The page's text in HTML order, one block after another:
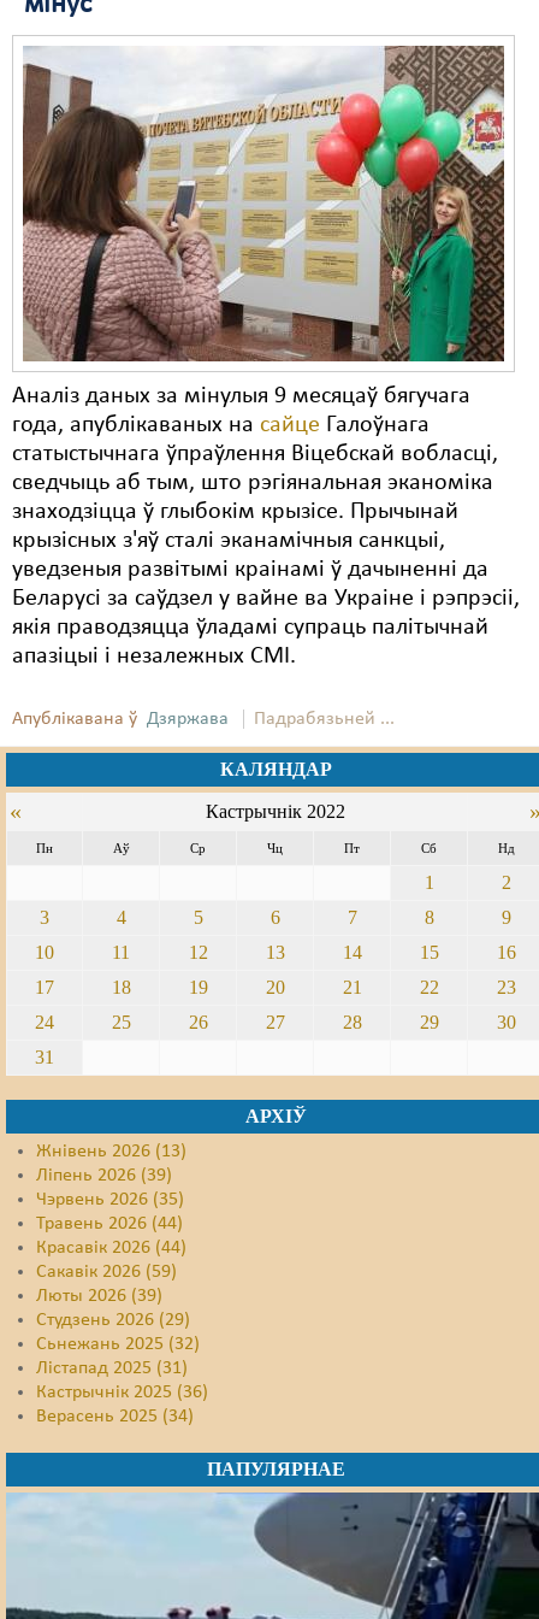
Аналіз даных за мінулыя 9 месяцаў бягучага
года, апублікаваных на сайце Галоўнага
статыстычнага ўпраўлення Віцебскай вобласці,
сведчыць аб тым, што рэгіянальная эканоміка
знаходзіцца ў глыбокім крызісе. Прычынай
крызісных з'яў сталі эканамічныя санкцыі,
уведзеныя развітымі краінамі ў дачыненні да
Беларусі за саўдзел у вайне ва Украіне і рэпрэсіі,
якія праводзяцца ўладамі супраць палітычнай
апазіцыі і незалежных СМІ.
Апублікавана ў Дзяржава Падрабязьней ...
КАЛЯНДАР
« Кастрычнік 2022
Пн Аў Ср Чц Пт Сб Нд
1
2
3
4 5 6 7 8
9
10
11 12 13 14 15
16
17
18 19 20 21 22
23
24
25 26 27 28 29
30
31
АРХІЎ
Жнівень 2026 (13)
Ліпень 2026 (39)
Чэрвень 2026 (35)
Травень 2026 (44)
Красавік 2026 (44)
Сакавік 2026 (59)
Люты 2026 (39)
Студзень 2026 (29)
Сьнежань 2025 (32)
Лістапад 2025 (31)
Кастрычнік 2025 (36)
Верасень 2025 (34)
ПАПУЛЯРНАЕ
Свабода слова
Свабода сумленьня
Суд
Сьмяротнае пакараньне
Экалёгія
Правы працоўных
Сацыяльныя правы